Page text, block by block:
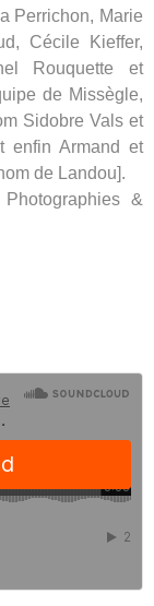
Perrichon, Marie
Cécile Kieffer,
Rouquette et
de Missègle,
Sidobre Vals et
enfin Armand et
de Landou].
&